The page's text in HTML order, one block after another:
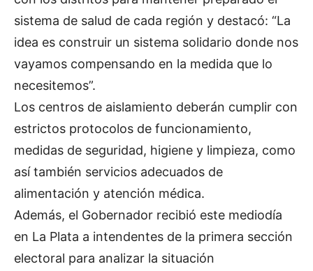
sistema de salud de cada región y destacó: “La
idea es construir un sistema solidario donde nos
vayamos compensando en la medida que lo
necesitemos”.
Los centros de aislamiento deberán cumplir con
estrictos protocolos de funcionamiento,
medidas de seguridad, higiene y limpieza, como
así también servicios adecuados de
alimentación y atención médica.
Además, el Gobernador recibió este mediodía
en La Plata a intendentes de la primera sección
electoral para analizar la situación